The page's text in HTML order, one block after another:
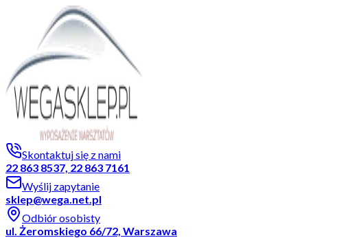
Skontaktuj się z nami
22 863 8537, 22 863 7161
Wyślij zapytanie
sklep@wega.net.pl
Odbiór osobisty
ul. Żeromskiego 66/72, Warszawa